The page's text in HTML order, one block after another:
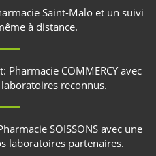
Saint-Malo et un suivi
à distance.
Pharmacie COMMERCYavec
reconnus.
SOISSONS avec une
laboratoires partenaires.